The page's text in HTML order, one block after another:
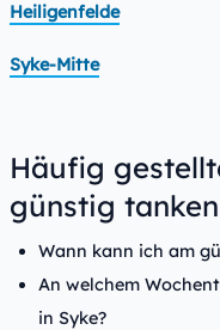
Heiligenfelde
Syke-Mitte
Häufig
günstig
Wann kann ich am
An welchem
in Syke?